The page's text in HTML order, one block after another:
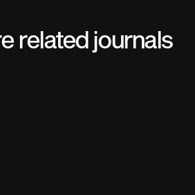
related journals